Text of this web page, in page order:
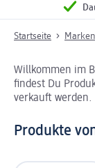
Startseite
Willkommen im
findest Du
verkauft werden.
Produkte